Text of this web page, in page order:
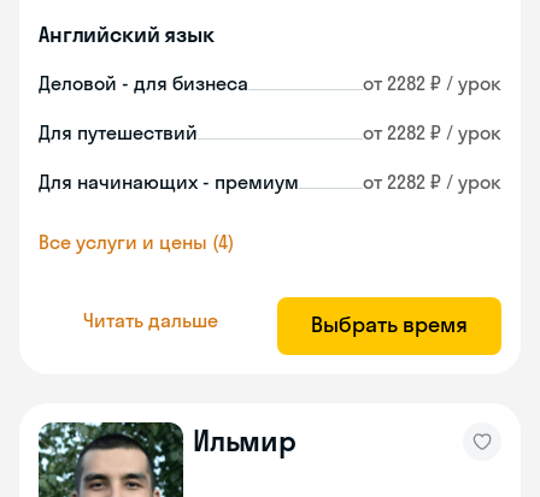
Английский язык
Деловой - для бизнеса от 2282 ₽ / урок
Для путешествий от 2282 ₽ / урок
Для начинающих - премиум от 2282 ₽ / урок
Все услуги и цены (4)
Читать дальше Выбрать время
Ильмир